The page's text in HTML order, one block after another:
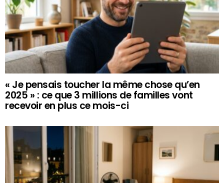
« Je pensais toucher la même chose qu’en
2025 » : ce que 3 millions de familles vont
recevoir en plus ce mois-ci